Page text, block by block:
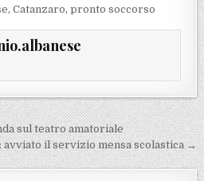
,Catanzaro,pronto soccorso
sul teatro amatoriale
avviato il servizio mensa scolastica →